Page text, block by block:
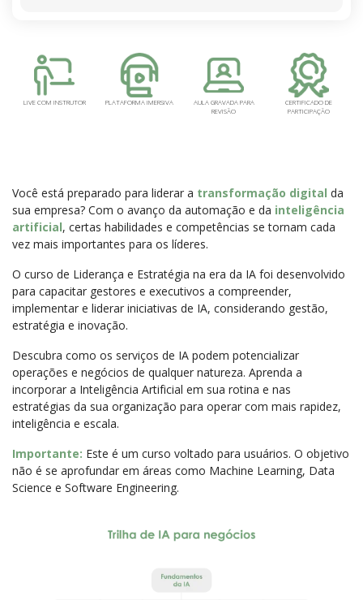
LIVE COM INSTRUTOR PLATAFORMA IMERSIVA
AULA GRAVADA PARA
REVISÃO
CERTIFICADO DE
PARTICIPAÇÃO
Você está preparado para liderar a transformação digital da
sua empresa? Com o avanço da automação e da inteligência
artificial, certas habilidades e competências se tornam cada
vez mais importantes para os líderes.
O curso de Liderança e Estratégia na era da IA foi desenvolvido
para capacitar gestores e executivos a compreender,
implementar e liderar iniciativas de IA, considerando gestão,
estratégia e inovação.
Descubra como os serviços de IA podem potencializar
operações e negócios de qualquer natureza. Aprenda a
incorporar a Inteligência Artificial em sua rotina e nas
estratégias da sua organização para operar com mais rapidez,
inteligência e escala.
Importante: Este é um curso voltado para usuários. O objetivo
não é se aprofundar em áreas como Machine Learning, Data
Science e Software Engineering.